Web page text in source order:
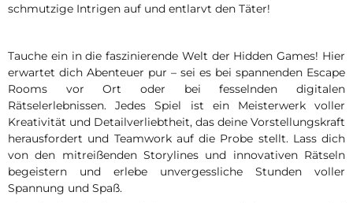
schmutzige Intrigen auf und entlarvt den Täter!
Tauche ein in die faszinierende Welt der Hidden Games! Hier
erwartet dich Abenteuer pur – sei es bei spannenden Escape
Rooms vor Ort oder bei fesselnden digitalen
Rätselerlebnissen. Jedes Spiel ist ein Meisterwerk voller
Kreativität und Detailverliebtheit, das deine Vorstellungskraft
herausfordert und Teamwork auf die Probe stellt. Lass dich
von den mitreißenden Storylines und innovativen Rätseln
begeistern und erlebe unvergessliche Stunden voller
Spannung und Spaß.